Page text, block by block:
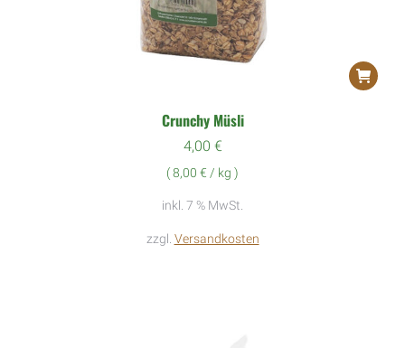
Crunchy Müsli
4,00 €
(8,00 € / kg )
inkl. 7 % MwSt.
zzgl. Versandkosten